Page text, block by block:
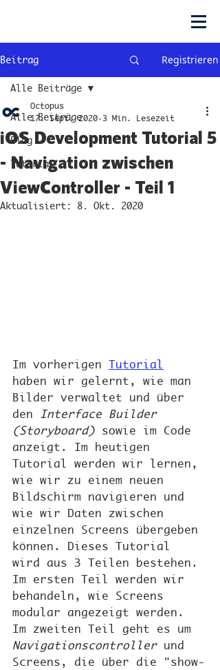
Beitrag Registrieren
Alle Beiträge
Blog
Tutorial
Alle Beiträge
iOS Development Tutorial 5
- Navigation zwischen
ViewController - Teil 1
Octopus
17. Sept. 2020 3 Min. Lesezeit
Aktualisiert: 8. Okt. 2020
Im vorherigen Tutorial
haben wir gelernt, wie man
Bilder verwaltet und über
den Interface Builder
(Storyboard) sowie im Code
anzeigt. Im heutigen
Tutorial werden wir lernen,
wie wir zu einem neuen
Bildschirm navigieren und
wie wir Daten zwischen
einzelnen Screens übergeben
können. Dieses Tutorial
wird aus 3 Teilen bestehen.
Im ersten Teil werden wir
behandeln, wie Screens
modular angezeigt werden.
Im zweiten Teil geht es um
Navigationscontroller und
Screens, die über die "show-